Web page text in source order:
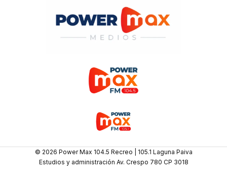
© 2026 Power Max 104.5 Recreo | 105.1 Laguna Paiva
Estudios y administración Av. Crespo 780 CP 3018